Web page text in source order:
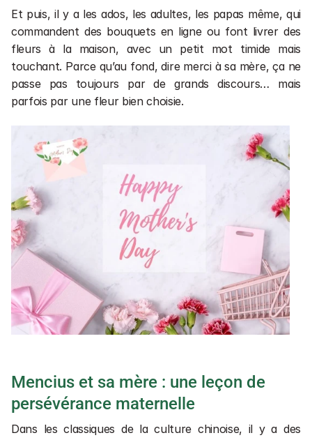
Et puis, il y a les ados, les adultes, les papas même, qui
commandent des bouquets en ligne ou font livrer des
fleurs à la maison, avec un petit mot timide mais
touchant. Parce qu’au fond, dire merci à sa mère, ça ne
passe pas toujours par de grands discours… mais
parfois par une fleur bien choisie.
Mencius et sa mère : une leçon de
persévérance maternelle
Dans les classiques de la culture chinoise, il y a des